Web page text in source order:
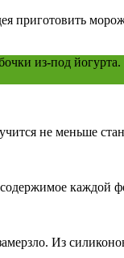
из-под
не меньше
каждой
Из